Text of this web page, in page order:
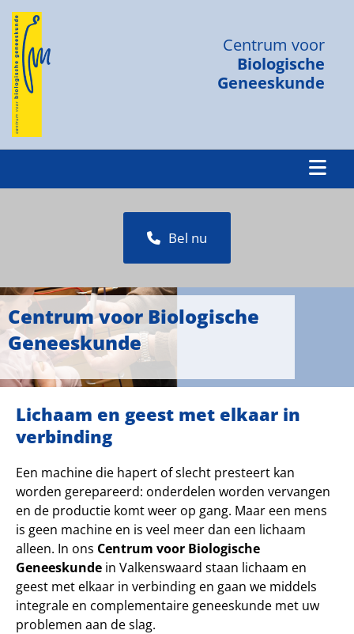
Centrum voor
Biologische
Geneeskunde
Bel nu
Centrum voor Biologische
Geneeskunde
Lichaam en geest met elkaar in
verbinding
Een machine die hapert of slecht presteert kan
worden gerepareerd: onderdelen worden vervangen
en de productie komt weer op gang. Maar een mens
is geen machine en is veel meer dan een lichaam
alleen. In ons Centrum voor Biologische
Geneeskunde in Valkenswaard staan lichaam en
geest met elkaar in verbinding en gaan we middels
integrale en complementaire geneeskunde met uw
problemen aan de slag.